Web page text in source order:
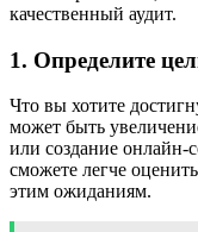
качественный аудит.
1. Определите
Что вы хотите
может быть
или создание
сможете легче
этим ожиданиям.